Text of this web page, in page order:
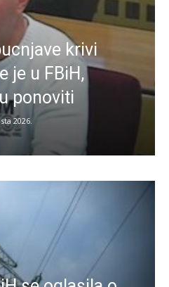
krivi
je u FBiH,
ponoviti
2026.